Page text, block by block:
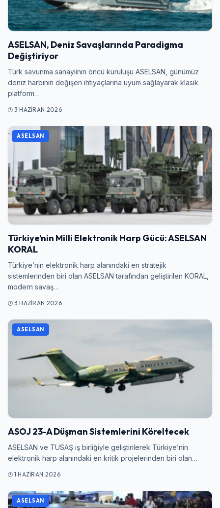
ASELSAN, Deniz Savaşlarında Paradigma
Değiştiriyor
Türk savunma sanayiinin öncü kuruluşu ASELSAN, günümüz
deniz harbinin değişen ihtiyaçlarına uyum sağlayarak klasik
platform…
3 HAZIRAN 2026
ASELSAN
Türkiye’nin Milli Elektronik Harp Gücü: ASELSAN
KORAL
Türkiye’nin elektronik harp alanındaki en stratejik
sistemlerinden biri olan ASELSAN tarafından geliştirilen KORAL,
modern savaş…
3 HAZIRAN 2026
ASELSAN
ASOJ 23-A Düşman Sistemlerini Köreltecek
ASELSAN ve TUSAŞ iş birliğiyle geliştirilerek Türkiye’nin
elektronik harp alanındaki en kritik projelerinden biri olan…
1 HAZIRAN 2026
ASELSAN
Şifre
Beni Hatırla Şifremi Unuttum